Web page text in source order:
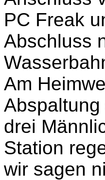
PC Freak
Abschluss
Am
drei
Station
wir sagen